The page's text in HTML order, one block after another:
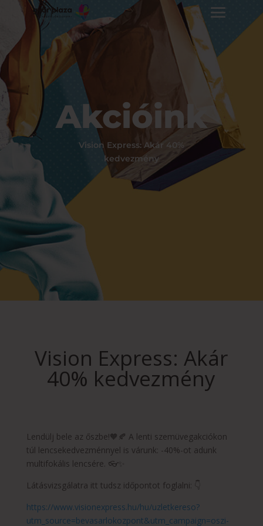
Akcióink
Vision Express: Akár 40%
kedvezmény
Vision Express: Akár
40% kedvezmény
Lendülj bele az őszbe!🧡🍂 A lenti szemüvegakciókon
túl lencsekedvezménnyel is várunk: -40%-ot adunk
multifokális lencsére. 👓✨
Látásvizsgálatra itt tudsz időpontot foglalni: 👇
https://www.visionexpress.hu/hu/uzletkereso?
utm_source=bevasarlokozpont&utm_campaign=oszi-